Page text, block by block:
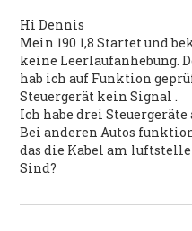
Hi Dennis
Mein 190 1,8 Startet und
keine Leerlaufanhebung.
hab ich auf Funktion
Steuergerät kein Signal .
Ich habe drei Steuergeräte
Bei anderen Autos
das die Kabel am
Sind?